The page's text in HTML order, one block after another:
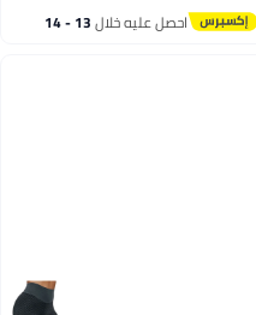
احصل عليه خلال 13 - 14